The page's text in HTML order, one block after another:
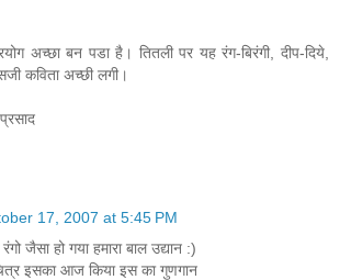
अच्छा बन पडा है। तितली पर यह रंग-बिरंगी, दीप-दिये,
कविता अच्छी लगी।
17, 2007 at 5:45 PM
जैसा हो गया हमारा बाल उद्यान :)
इसका आज किया इस का गुणगान